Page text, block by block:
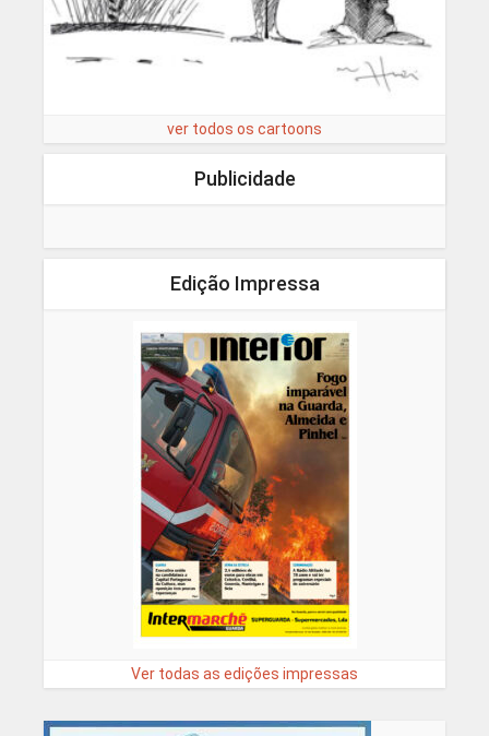
ver todos os cartoons
Publicidade
Edição Impressa
Ver todas as edições impressas